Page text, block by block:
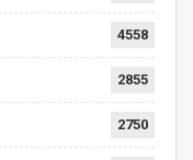
4558
2855
2750